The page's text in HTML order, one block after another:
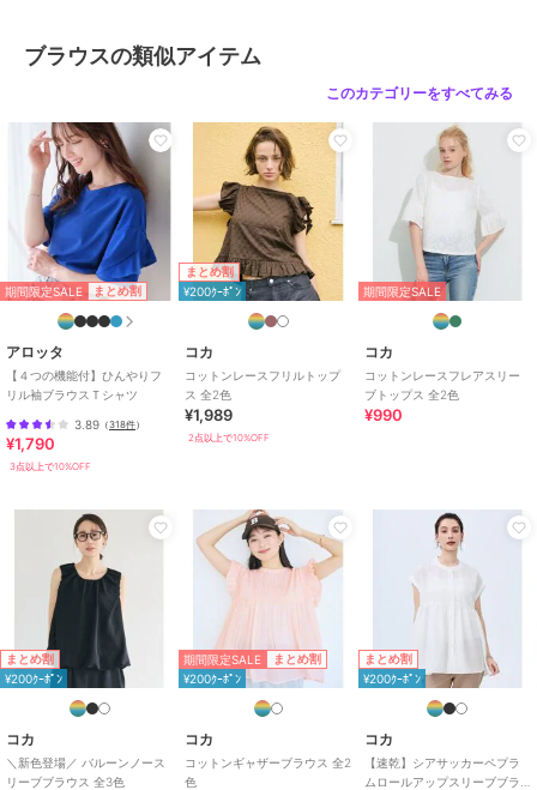
トップス ／
レッド、ホワイト、ピンク、ライ
ウン、ブラック
サイズ S,M,L,XL
素材
再生繊維(セルロース)65％ナイロ
ン35％
商品のお取り扱い方法
お手入れ 洗濯機
ナイロン
綿・コットン素材
無地/フリル
５分・７
分袖/フレアスリーブ
ドルマ
ンスリーブ/
ー・Uネック
ブラウス
ナイロン
綿・コットン素材
半袖
ンスリーブ/LL･13号以上あり/
S･7号以下あり /洗える
ライフ
/その他衿型
ブラウスの類似アイテム
このカテゴリーをすべてみる
期間限定SALE まとめ割
アロッタ
【４つの機能付】ひんやりフ
リル袖ブラウスＴシャツ
3.89 （318件）
¥1,790
3点以上で10%OFF
まとめ割
¥200ｸｰﾎﾟﾝ
コカ
コットンレースフリルトップ
ス 全2色
¥1,989
2点以上で10%OFF
期間限定SALE
コカ
コットンレースフレアスリー
ブトップス 全2色
¥990
まとめ割
¥200ｸｰﾎﾟﾝ
コカ
＼新色登場／ バルーンノース
リーブブラウス 全3色
期間限定SALE まとめ割
¥200ｸｰﾎﾟﾝ
コカ
コットンギャザーブラウス 全2
色
まとめ割
¥200ｸｰﾎﾟﾝ
コカ
【速乾】シアサッカーペプラ
ムロールアップスリーブブラ